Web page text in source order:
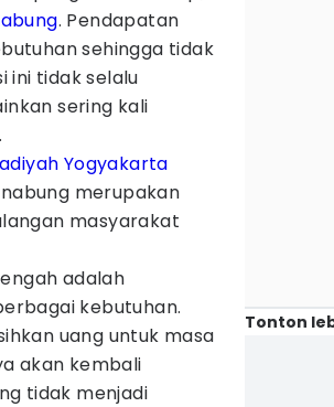
. Pendapatan
sehingga tidak
ini tidak selalu
sering kali
.
Yogyakarta
merupakan
masyarakat
adalah
kebutuhan.
uang untuk masa
akan kembali
tidak menjadi
Tonton